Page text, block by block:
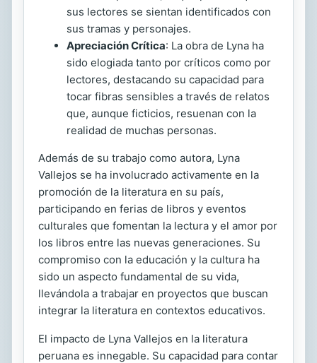
sus lectores se sientan identificados con
sus tramas y personajes.
Apreciación Crítica: La obra de Lyna ha
sido elogiada tanto por críticos como por
lectores, destacando su capacidad para
tocar fibras sensibles a través de relatos
que, aunque ficticios, resuenan con la
realidad de muchas personas.
Además de su trabajo como autora, Lyna
Vallejos se ha involucrado activamente en la
promoción de la literatura en su país,
participando en ferias de libros y eventos
culturales que fomentan la lectura y el amor por
los libros entre las nuevas generaciones. Su
compromiso con la educación y la cultura ha
sido un aspecto fundamental de su vida,
llevándola a trabajar en proyectos que buscan
integrar la literatura en contextos educativos.
El impacto de Lyna Vallejos en la literatura
peruana es innegable. Su capacidad para contar